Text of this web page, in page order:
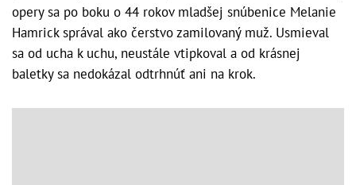
opery sa po boku o 44 rokov mladšej snúbenice Melanie
Hamrick správal ako čerstvo zamilovaný muž. Usmieval
sa od ucha k uchu, neustále vtipkoval a od krásnej
baletky sa nedokázal odtrhnúť ani na krok.